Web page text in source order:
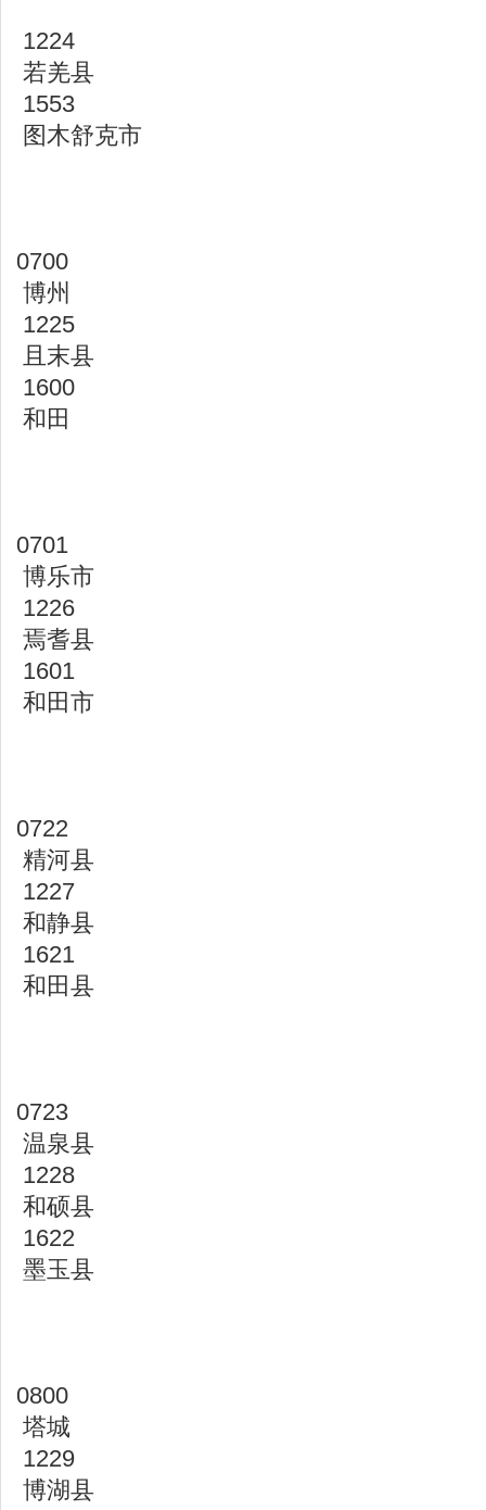
1224
若羌县
1553
图木舒克市
0700
博州
1225
且末县
1600
和田
0701
博乐市
1226
焉耆县
1601
和田市
0722
精河县
1227
和静县
1621
和田县
0723
温泉县
1228
和硕县
1622
墨玉县
0800
塔城
1229
博湖县